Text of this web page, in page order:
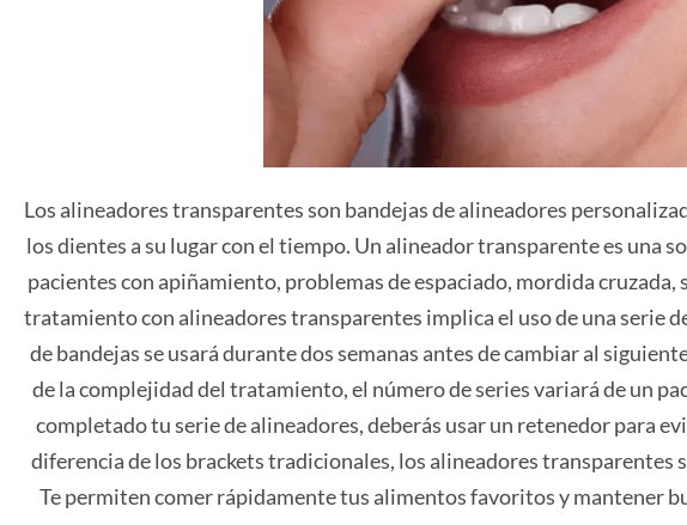
Los alineadores transparentes son bandejas de alineadores
los dientes a su lugar con el tiempo. Un alineador transparente es una
pacientes con apiñamiento, problemas de espaciado, mordida
tratamiento con alineadores transparentes implica el uso de una serie
de bandejas se usará durante dos semanas antes de cambiar al
de la complejidad del tratamiento, el número de series variará de un
completado tu serie de alineadores, deberás usar un retenedor para
diferencia de los brackets tradicionales, los alineadores transparentes
Te permiten comer rápidamente tus alimentos favoritos y mantener